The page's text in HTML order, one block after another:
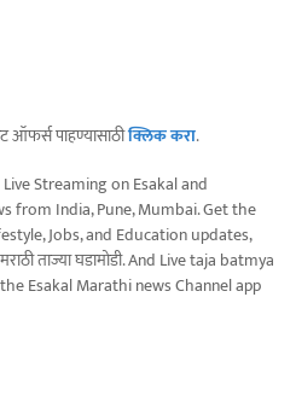
ऑफर्स पाहण्यासाठीक्लिक करा.
Streaming on Esakal and
from India, Pune, Mumbai. Get the
Jobs, and Education updates,
मराठी ताज्या घडामोडी. And Live taja batmya
Esakal Marathi news Channel app